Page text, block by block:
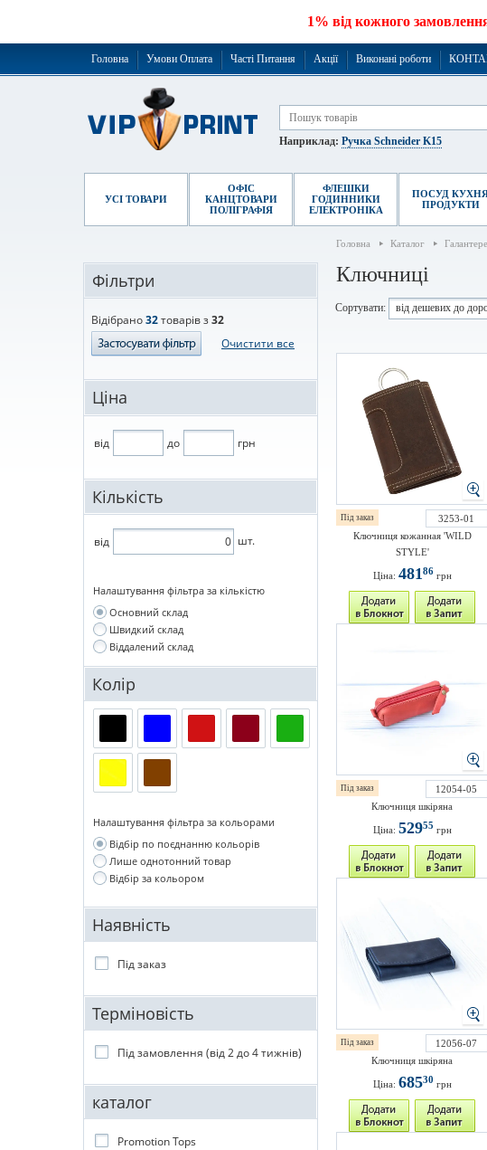
1% від кожного
Головна Умови Оплата Часті Питання Акції Виконані роботи
Наприклад: Ручка Schneider K15
УСІ ТОВАРИ
ОФІС
КАНЦТОВАРИ
ПОЛІГРАФІЯ
ФЛЕШКИ
ГОДИННИКИ
ЕЛЕКТРОНІКА
ПОСУД
ПРОДУКТИ
Головна Каталог
Фільтри
Відібрано32товарів з32
Очистити все
Ціна
від до грн
Кількість
від шт.
Налаштування фільтра за кількістю
Основний склад
Швидкий склад
Віддалений склад
Колір
Налаштування фільтра за кольорами
Відбір по поєднанню кольорів
Лише однотонний товар
Відбір за кольором
Наявність
Під заказ
Терміновість
Під замовлення (від 2 до 4 тижнів)
каталог
Promotion Tops
Ключниці
Сортувати: від дешевих до
Під заказ
3253-01
Ключниця кожанная 'WILD
STYLE'
Ціна: 48186грн
Під заказ
12054-05
Ключниця шкіряна
Ціна: 52955 грн
Під заказ
12056-07
Ключниця шкіряна
Ціна: 68530 грн